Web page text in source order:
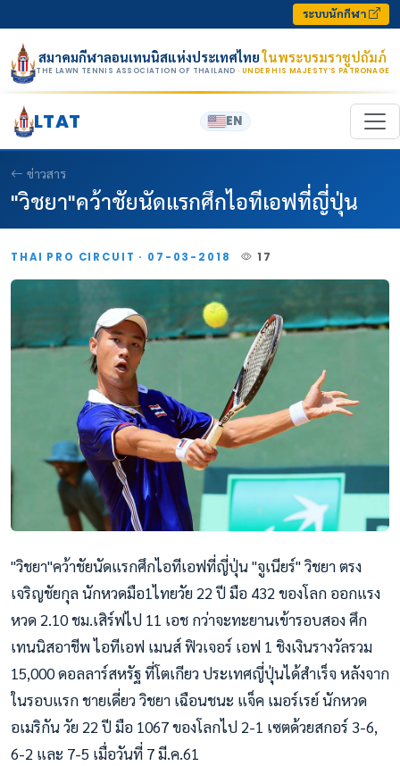
ระบบนักกีฬา
สมาคมกีฬาลอนเทนนิสแห่งประเทศไทยในพระบรมราชูปถัมภ์
THE LAWN TENNIS ASSOCIATION OF THAILAND · UNDER HIS MAJESTY’S PATRONAGE
LTAT EN
ข่าวสาร
"วิชยา"คว้าชัยนัดแรกศึกไอทีเอฟที่ญี่ปุ่น
THAI PRO CIRCUIT · 07-03-2018 17
"วิชยา"คว้าชัยนัดแรกศึกไอทีเอฟที่ญี่ปุ่น "จูเนียร์" วิชยา ตรง
เจริญชัยกุล นักหวดมือ1ไทยวัย 22 ปี มือ 432 ของโลก ออกแรง
หวด 2.10 ชม.เสิร์ฟไป 11 เอช กว่าจะทะยานเข้ารอบสอง ศึก
เทนนิสอาชีพ ไอทีเอฟ เมนส์ ฟิวเจอร์ เอฟ 1 ชิงเงินรางวัลรวม
15,000 ดอลลาร์สหรัฐ ที่โตเกียว ประเทศญี่ปุ่นได้สำเร็จ หลังจาก
ในรอบแรก ชายเดี่ยว วิชยา เฉือนชนะ แจ็ค เมอร์เรย์ นักหวด
อเมริกัน วัย 22 ปี มือ 1067 ของโลกไป 2-1 เซตด้วยสกอร์ 3-6,
6-2 และ 7-5 เมื่อวันที่ 7 มี.ค.61